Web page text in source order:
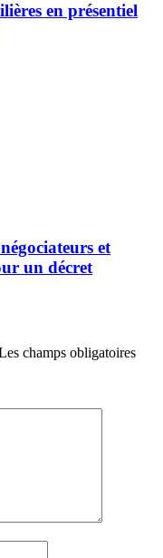
en présentiel
et
un décret
champs obligatoires